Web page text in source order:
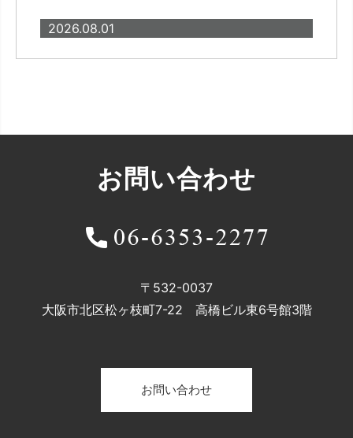
2026.08.01
年以上かかった方が17％、まだ売却できていな
い方が59％。 計76％の方々が処分に苦労して
近所の空き家の有無や気になる状態
と感じる空き家はあるか？に対して、 「ある」
が55.1%、「たぶんある」が24.3%で、合計
お問い合わせ
〒532-0037
大阪市北区松ヶ枝町7-22 高橋ビル東6号館3階
お問い合わせ